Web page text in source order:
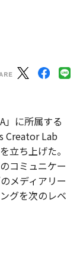
」に所属する
Creator Lab
立ち上げた。
コミュニケー
メディアリー
グを次のレベ